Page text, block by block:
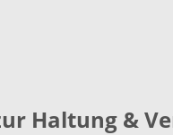
Haltung &